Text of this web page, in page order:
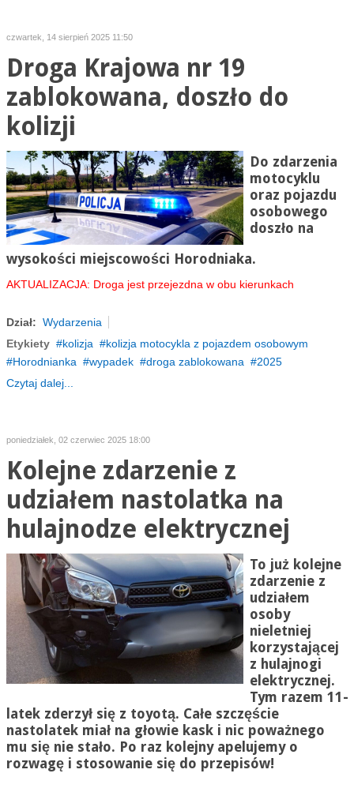
czwartek, 14 sierpień 2025 11:50
Droga Krajowa nr 19
zablokowana, doszło do
kolizji
Do zdarzenia
motocyklu
oraz pojazdu
osobowego
doszło na
wysokości miejscowości Horodniaka.
AKTUALIZACJA: Droga jest przejezdna w obu kierunkach
Dział: Wydarzenia
Etykiety
kolizja
kolizja motocykla z pojazdem osobowym
Horodnianka
wypadek droga zablokowana
2025
Czytaj dalej...
poniedziałek, 02 czerwiec 2025 18:00
Kolejne zdarzenie z
udziałem nastolatka na
hulajnodze elektrycznej
To już kolejne
zdarzenie z
udziałem
osoby
nieletniej
korzystającej
z hulajnogi
elektrycznej.
Tym razem 11-
latek zderzył się z toyotą. Całe szczęście
nastolatek miał na głowie kask i nic poważnego
mu się nie stało. Po raz kolejny apelujemy o
rozwagę i stosowanie się do przepisów!